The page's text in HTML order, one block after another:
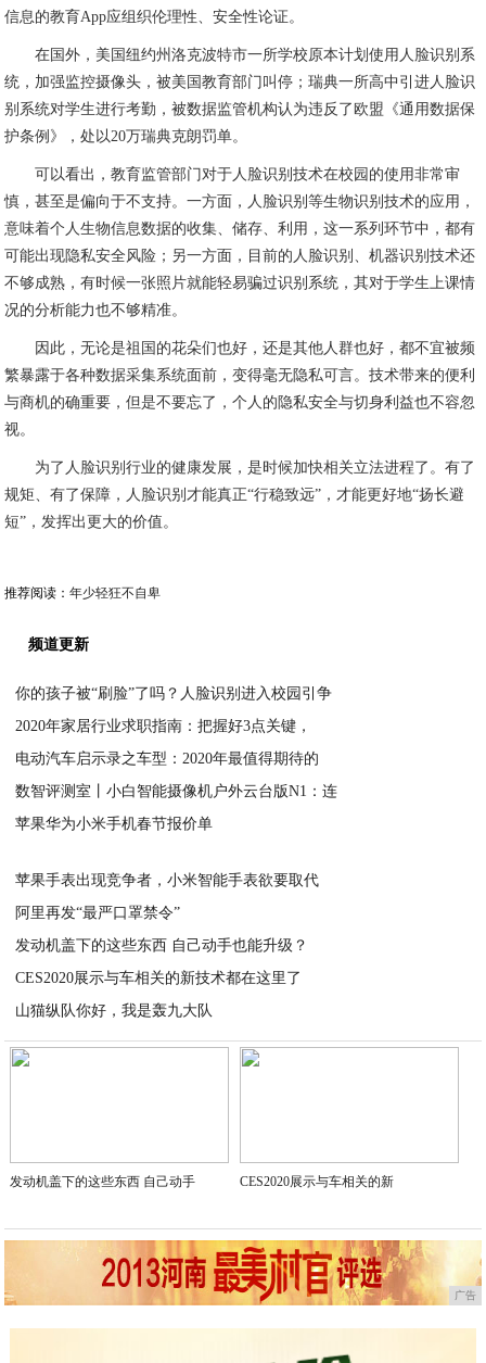
信息的教育App应组织伦理性、安全性论证。
在国外，美国纽约州洛克波特市一所学校原本计划使用人脸识别系
统，加强监控摄像头，被美国教育部门叫停；瑞典一所高中引进人脸识
别系统对学生进行考勤，被数据监管机构认为违反了欧盟《通用数据保
护条例》，处以20万瑞典克朗罚单。
可以看出，教育监管部门对于人脸识别技术在校园的使用非常审
慎，甚至是偏向于不支持。一方面，人脸识别等生物识别技术的应用，
意味着个人生物信息数据的收集、储存、利用，这一系列环节中，都有
可能出现隐私安全风险；另一方面，目前的人脸识别、机器识别技术还
不够成熟，有时候一张照片就能轻易骗过识别系统，其对于学生上课情
况的分析能力也不够精准。
因此，无论是祖国的花朵们也好，还是其他人群也好，都不宜被频
繁暴露于各种数据采集系统面前，变得毫无隐私可言。技术带来的便利
与商机的确重要，但是不要忘了，个人的隐私安全与切身利益也不容忽
视。
为了人脸识别行业的健康发展，是时候加快相关立法进程了。有了
规矩、有了保障，人脸识别才能真正“行稳致远”，才能更好地“扬长避
短”，发挥出更大的价值。
推荐阅读：年少轻狂不自卑
频道更新
你的孩子被“刷脸”了吗？人脸识别进入校园引争
2020年家居行业求职指南：把握好3点关键，
电动汽车启示录之车型：2020年最值得期待的
数智评测室丨小白智能摄像机户外云台版N1：连
苹果华为小米手机春节报价单
苹果手表出现竞争者，小米智能手表欲要取代
阿里再发“最严口罩禁令”
发动机盖下的这些东西 自己动手也能升级？
CES2020展示与车相关的新技术都在这里了
山猫纵队你好，我是轰九大队
2020-01-08
发动机盖下的这些东西 自己动手 CES2020展示与车相关的新
广告